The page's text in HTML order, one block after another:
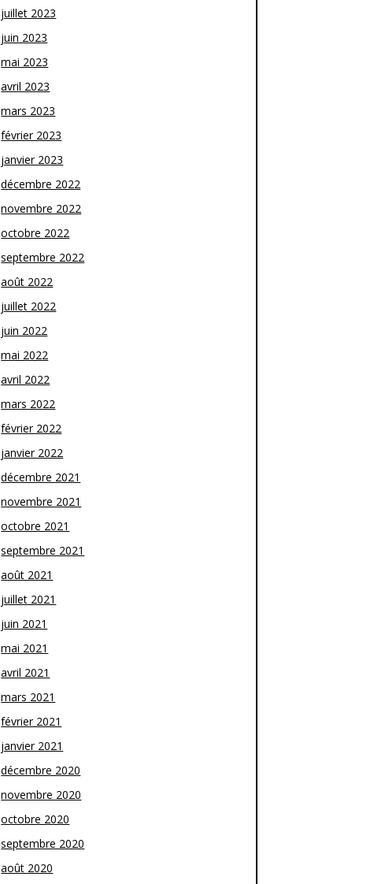
juillet 2023
juin 2023
mai 2023
avril 2023
mars 2023
février 2023
janvier 2023
décembre 2022
novembre 2022
octobre 2022
septembre 2022
août 2022
juillet 2022
juin 2022
mai 2022
avril 2022
mars 2022
février 2022
janvier 2022
décembre 2021
novembre 2021
octobre 2021
septembre 2021
août 2021
juillet 2021
juin 2021
mai 2021
avril 2021
mars 2021
février 2021
janvier 2021
décembre 2020
novembre 2020
octobre 2020
septembre 2020
août 2020